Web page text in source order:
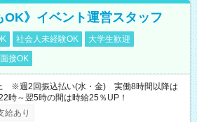
OK》イベント運営スタッフ
社会人未経験OK
大学生歓迎
接OK
※週2回振込払い(水・金) 実働8時間以降は
時～翌5時の間は時給25％UP！
給あり